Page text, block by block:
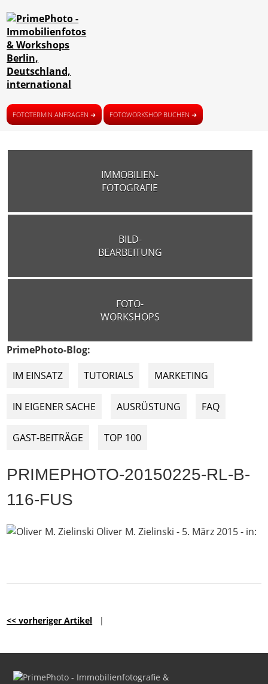
FOTOTERMIN ANFRAGEN ➜ FOTOWORKSHOP BUCHEN ➜
IMMOBILIEN-
FOTOGRAFIE
BILD-
BEARBEITUNG
FOTO-
WORKSHOPS
PrimePhoto-Blog:
IM EINSATZ
TUTORIALS MARKETING
IN EIGENER SACHE AUSRÜSTUNG FAQ
GAST-BEITRÄGE TOP 100
PRIMEPHOTO-20150225-RL-B-
116-FUS
Oliver M. Zielinski - 5. März 2015- in:
<< vorheriger Artikel |